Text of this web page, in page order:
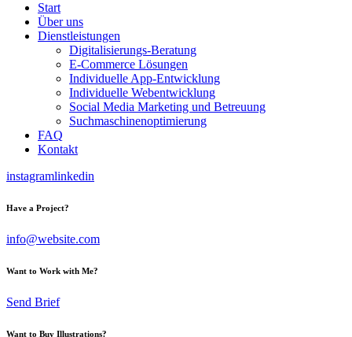
Start
Über uns
Dienstleistungen
Digitalisierungs-Beratung
E-Commerce Lösungen
Individuelle App-Entwicklung
Individuelle Webentwicklung
Social Media Marketing und Betreuung
Suchmaschinenoptimierung
FAQ
Kontakt
instagramlinkedin
Have a Project?
info@website.com
Want to Work with Me?
Send Brief
Want to Buy Illustrations?